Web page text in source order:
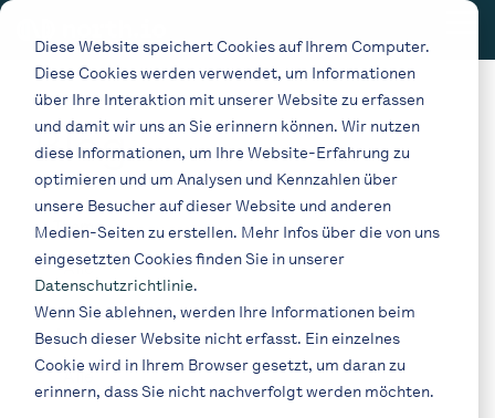
Diese Website speichert Cookies auf Ihrem Computer.
Diese Cookies werden verwendet, um Informationen
über Ihre Interaktion mit unserer Website zu erfassen
und damit wir uns an Sie erinnern können. Wir nutzen
diese Informationen, um Ihre Website-Erfahrung zu
optimieren und um Analysen und Kennzahlen über
unsere Besucher auf dieser Website und anderen
Medien-Seiten zu erstellen. Mehr Infos über die von uns
eingesetzten Cookies finden Sie in unserer
Datenschutzrichtlinie.
Wenn Sie ablehnen, werden Ihre Informationen beim
Besuch dieser Website nicht erfasst. Ein einzelnes
Cookie wird in Ihrem Browser gesetzt, um daran zu
erinnern, dass Sie nicht nachverfolgt werden möchten.
Skip
main
content.
Blog
Thema
Art